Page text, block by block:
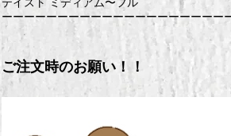
ーーーーーーーーーーーーーーーーーーーー
ご注文時のお願い！！